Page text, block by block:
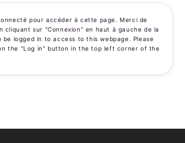
pour accéder à cette page. Merci de
cliquant sur "Connexion" en haut à gauche de la
be logged in to access to this webpage. Please
the "Log in" button in the top left corner of the